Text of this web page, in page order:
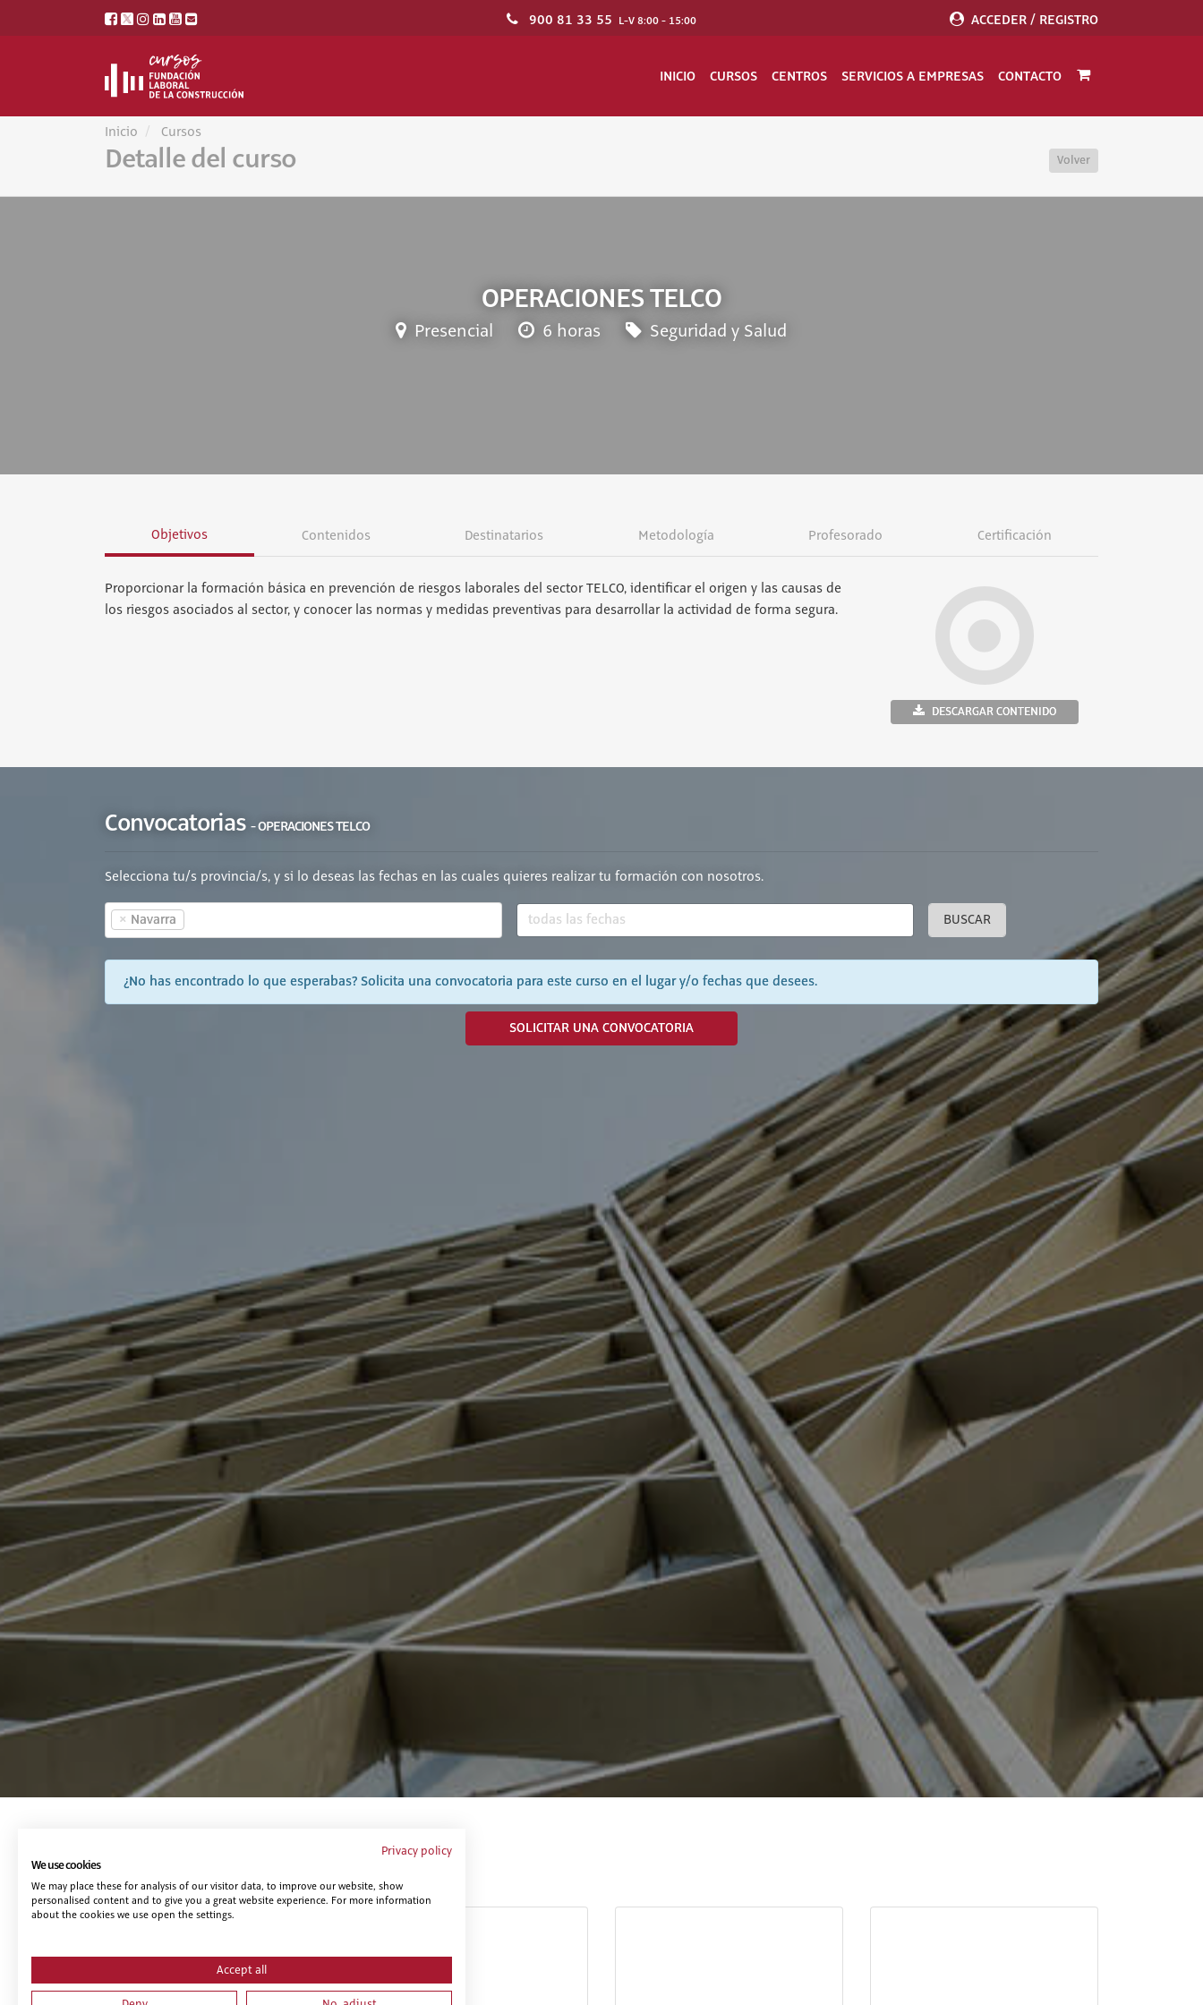
900 81 33 55 L-V 8:00 - 15:00 ACCEDER / REGISTRO
INICIO CURSOS CENTROS SERVICIOS A EMPRESAS CONTACTO
Inicio Cursos
Detalle del curso Volver
OPERACIONES TELCO
Presencial 6 horas Seguridad y Salud
Objetivos Contenidos Destinatarios Metodología Profesorado Certificación
Proporcionar la formación básica en prevención de riesgos laborales del sector TELCO, identificar el origen y las causas de
los riesgos asociados al sector, y conocer las normas y medidas preventivas para desarrollar la actividad de forma segura.
DESCARGAR CONTENIDO
Convocatorias - OPERACIONES TELCO
Selecciona tu/s provincia/s, y si lo deseas las fechas en las cuales quieres realizar tu formación con nosotros.
× Navarra BUSCAR
¿No has encontrado lo que esperabas? Solicita una convocatoria para este curso en el lugar y/o fechas que desees.
SOLICITAR UNA CONVOCATORIA
Privacy policy
We use cookies
We may place these for analysis of our visitor data, to improve our website, show
personalised content and to give you a great website experience. For more information
about the cookies we use open the settings.
Accept all